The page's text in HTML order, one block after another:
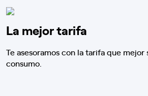
La mejor tarifa
Te asesoramos con la tarifa que mejor
consumo.